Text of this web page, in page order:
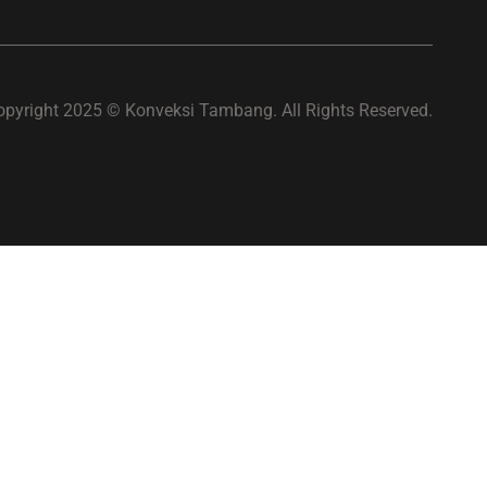
2025 © Konveksi Tambang. All Rights Reserved.